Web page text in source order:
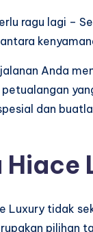
ragu lagi –
Anda
dan
Hiace
Luxury tidak
pilihan